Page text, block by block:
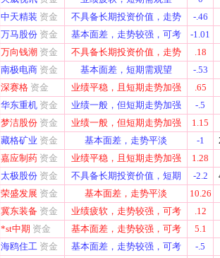
中天精装 资金 不具备长期投资价值，走势 -.46
万马股份 资金 基本面差，走势较强，可考 -1.01
万向钱潮 资金 不具备长期投资价值，走势 .18
南极电商 资金 基本面差，短期需观望 -.53
深赛格 资金 业绩平稳，且短期走势加强 .65
华东重机 资金 业绩一般，但短期走势加强 -.5
梦洁股份 资金 业绩一般，但短期走势加强 1.15
藏格矿业 资金 基本面差，走势平淡 -1
嘉应制药 资金 业绩平稳，且短期走势加强 1.28
太极股份 资金 不具备长期投资价值，短期 -2.2
荣盛发展 资金 基本面差，走势平淡 10.26
冀东装备 资金 业绩疲软，走势较强，可考 .12
*st中期 资金 基本面差，走势较强，可考 5.1
海鸥住工 资金 基本面差，走势较强，可考 -.5